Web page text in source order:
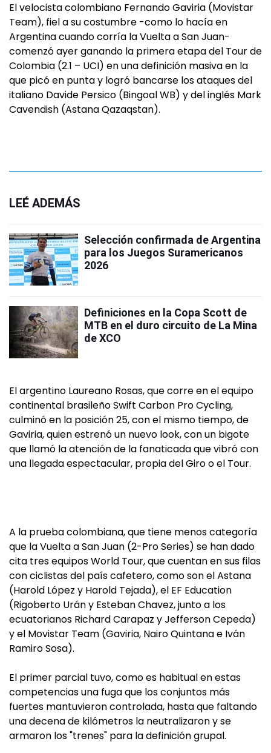
El velocista colombiano Fernando Gaviria (Movistar
Team), fiel a su costumbre -como lo hacía en
Argentina cuando corría la Vuelta a San Juan-
comenzó ayer ganando la primera etapa del Tour de
Colombia (2.1 – UCI) en una definición masiva en la
que picó en punta y logró bancarse los ataques del
italiano Davide Persico (Bingoal WB) y del inglés Mark
Cavendish (Astana Qazaqstan).
LEÉ ADEMÁS
Selección confirmada de Argentina
para los Juegos Suramericanos
2026
Definiciones en la Copa Scott de
MTB en el duro circuito de La Mina
de XCO
El argentino Laureano Rosas, que corre en el equipo
continental brasileño Swift Carbon Pro Cycling,
culminó en la posición 25, con el mismo tiempo, de
Gaviria, quien estrenó un nuevo look, con un bigote
que llamó la atención de la fanaticada que vibró con
una llegada espectacular, propia del Giro o el Tour.
A la prueba colombiana, que tiene menos categoría
que la Vuelta a San Juan (2-Pro Series) se han dado
cita tres equipos World Tour, que cuentan en sus filas
con ciclistas del país cafetero, como son el Astana
(Harold López y Harold Tejada), el EF Education
(Rigoberto Urán y Esteban Chavez, junto a los
ecuatorianos Richard Carapaz y Jefferson Cepeda)
y el Movistar Team (Gaviria, Nairo Quintana e Iván
Ramiro Sosa).
El primer parcial tuvo, como es habitual en estas
competencias una fuga que los conjuntos más
fuertes mantuvieron controlada, hasta que faltando
una decena de kilómetros la neutralizaron y se
armaron los "trenes" para la definición grupal.